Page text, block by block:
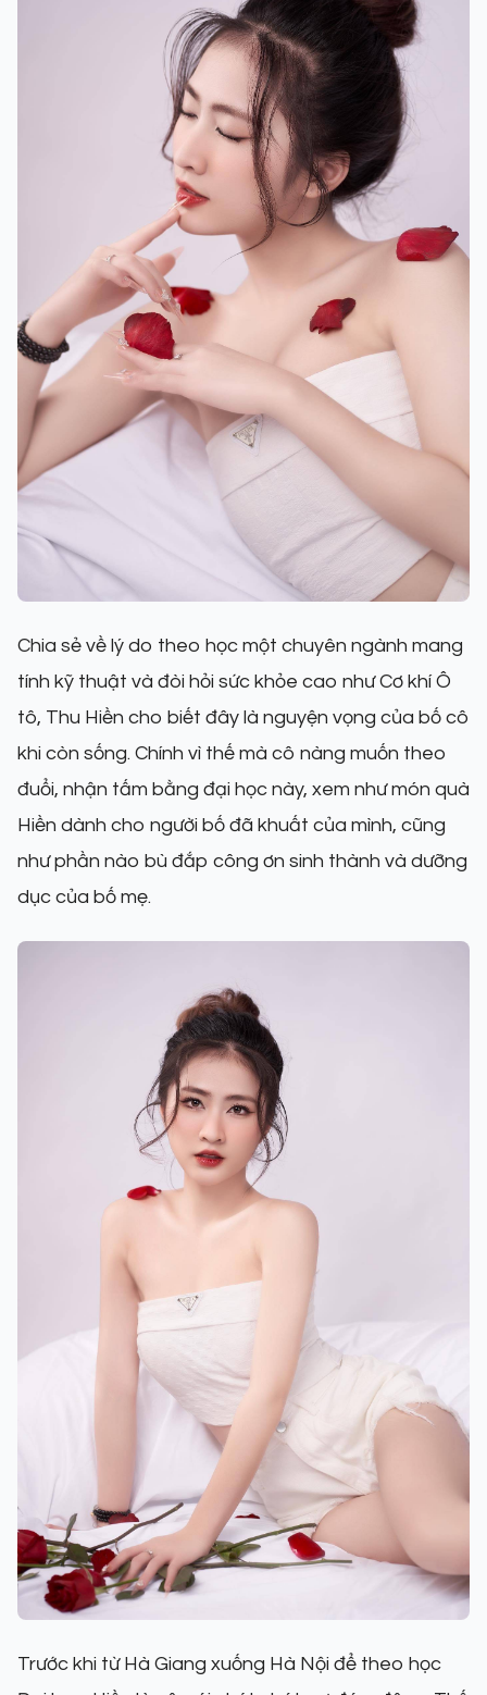
Chia sẻ về lý do theo học một chuyên ngành mang
tính kỹ thuật và đòi hỏi sức khỏe cao như Cơ khí Ô
tô, Thu Hiền cho biết đây là nguyện vọng của bố cô
khi còn sống. Chính vì thế mà cô nàng muốn theo
đuổi, nhận tấm bằng đại học này, xem như món quà
Hiền dành cho người bố đã khuất của mình, cũng
như phần nào bù đắp công ơn sinh thành và dưỡng
dục của bố mẹ.
Trước khi từ Hà Giang xuống Hà Nội để theo học